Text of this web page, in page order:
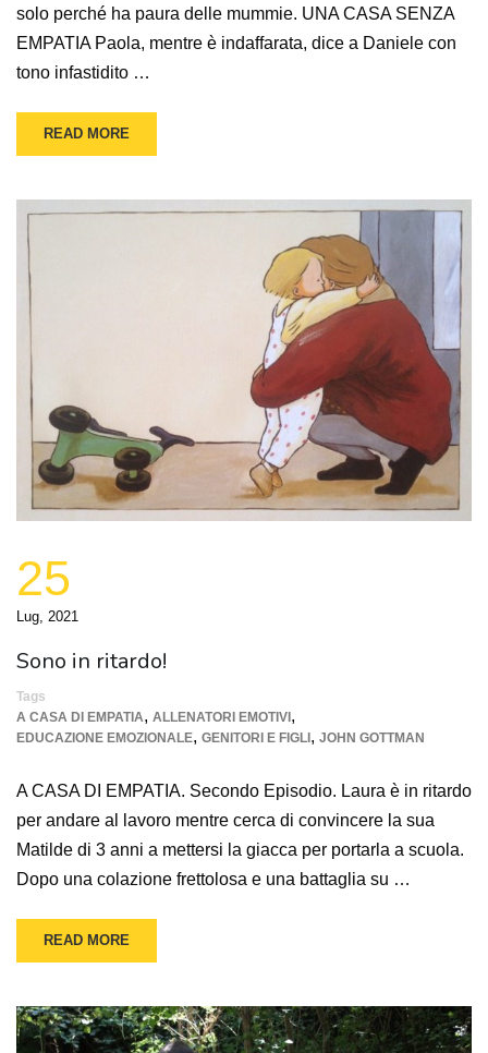
solo perché ha paura delle mummie. UNA CASA SENZA
EMPATIA Paola, mentre è indaffarata, dice a Daniele con
tono infastidito …
READ MORE
25
Lug, 2021
Sono in ritardo!
Tags
A CASA DI EMPATIA, ALLENATORI EMOTIVI ,
EDUCAZIONE EMOZIONALE, GENITORI E FIGLI , JOHN GOTTMAN
A CASA DI EMPATIA. Secondo Episodio. Laura è in ritardo
per andare al lavoro mentre cerca di convincere la sua
Matilde di 3 anni a mettersi la giacca per portarla a scuola.
Dopo una colazione frettolosa e una battaglia su …
READ MORE